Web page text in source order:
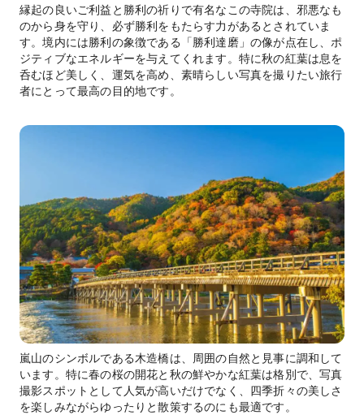
縁起の良いご利益と勝利の祈りで有名なこの寺院は、邪悪なも
のから身を守り、必ず勝利をもたらす力があるとされていま
す。境内には勝利の象徴である「勝利達磨」の像が点在し、ポ
ジティブなエネルギーを与えてくれます。特に秋の紅葉は息を
呑むほど美しく、運気を高め、素晴らしい写真を撮りたい旅行
者にとって最高の目的地です。
嵐山のシンボルである木造橋は、周囲の自然と見事に調和して
います。特に春の桜の開花と秋の鮮やかな紅葉は格別で、写真
撮影スポットとして人気が高いだけでなく、四季折々の美しさ
を楽しみながらゆったりと散策するのにも最適です。